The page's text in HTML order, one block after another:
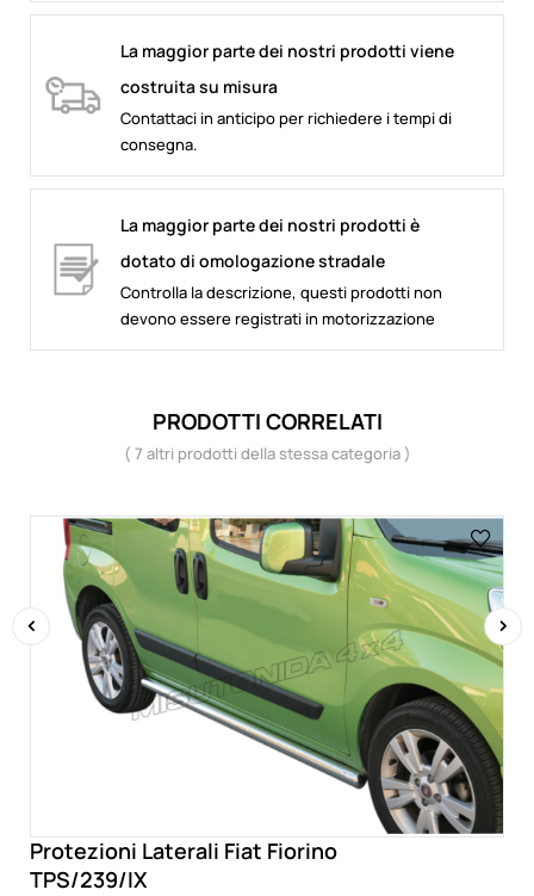
La maggior parte dei nostri prodotti viene
costruita su misura
Contattaci in anticipo per richiedere i tempi di
consegna.
La maggior parte dei nostri prodotti è
dotato di omologazione stradale
Controlla la descrizione, questi prodotti non
devono essere registrati in motorizzazione
PRODOTTI CORRELATI
( 7 altri prodotti della stessa categoria )
Protezioni Laterali Fiat Fiorino
TPS/239/IX
›